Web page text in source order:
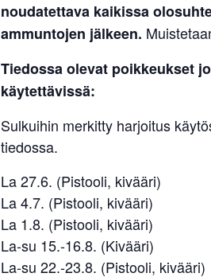
noudatettava kaikissa
ammuntojen jälkeen.
Tiedossa olevat poikkeukset
käytettävissä:
Sulkuihin merkitty harjoitus
tiedossa.
La 27.6. (Pistooli, kivääri)
La 4.7. (Pistooli, kivääri)
La 1.8. (Pistooli, kivääri)
La-su 15.-16.8. (Kivääri)
La-su 22.-23.8. (Pistooli, kivääri)